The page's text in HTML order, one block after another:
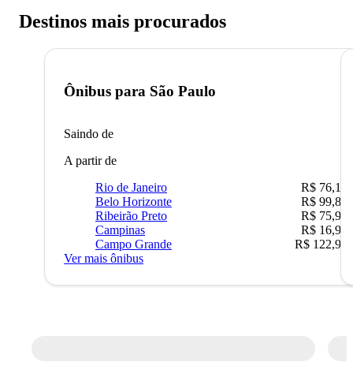
Destinos mais procurados
Ônibus para São Paulo
Saindo de
A partir de
Rio de Janeiro
R$ 76,10
Belo Horizonte
R$ 99,89
Ribeirão Preto
R$ 75,90
Campinas
R$ 16,90
Campo Grande
R$ 122,90
Ver mais ônibus